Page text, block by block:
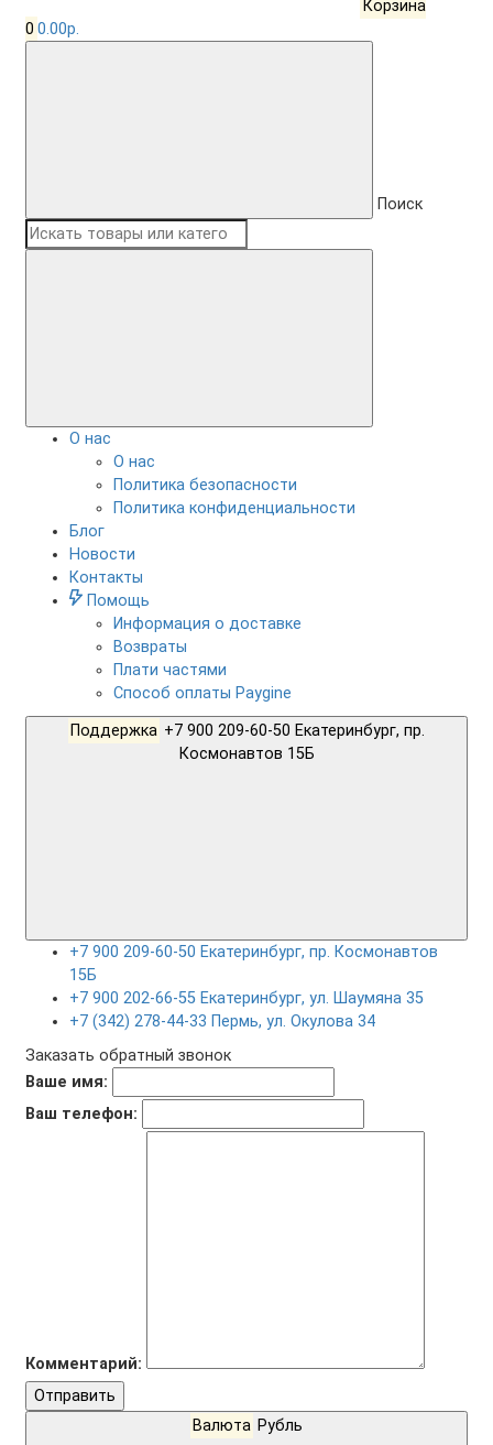
Корзина
0 0.00р.
Поиск
О нас
О нас
Политика безопасности
Политика конфиденциальности
Блог
Новости
Контакты
Помощь
Информация о доставке
Возвраты
Плати частями
Способ оплаты Paygine
Поддержка +7 900 209-60-50 Екатеринбург, пр.
+7 900 209-60-50 Екатеринбург, пр. Космонавтов
15Б
+7 900 202-66-55 Екатеринбург, ул. Шаумяна 35
+7 (342) 278-44-33 Пермь, ул. Окулова 34
Заказать обратный звонок
Ваше имя:
Ваш телефон:
Комментарий:
Отправить
Валюта Рубль